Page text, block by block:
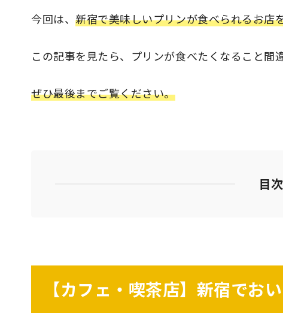
今回は、新宿で美味しいプリンが食べられるお店
この記事を見たら、プリンが食べたくなること間
ぜひ最後までご覧ください。
目次
【カフェ・喫茶店】新宿でお